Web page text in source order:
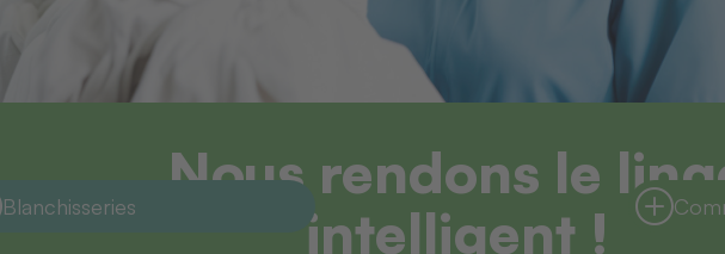
Blanchisseries
Nous rendons le
intelligent !